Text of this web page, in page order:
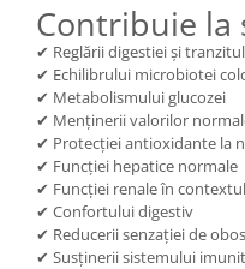
Chlorella
Colina
Electroliti
Produse Apicole
Cacao
Contribuie la
✔ Reglării digestiei și
✔ Echilibrului microbiotei
✔ Metabolismului glucozei
✔ Menținerii valorilor
✔ Protecției antioxidante la
✔ Funcției hepatice normale
✔ Funcției renale în
✔ Confortului digestiv
✔ Reducerii senzației de
✔ Susținerii sistemului